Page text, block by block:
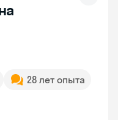
28 лет опыта